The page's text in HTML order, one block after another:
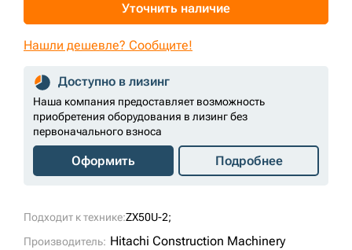
Подходит к технике:ZX50U-2;
Производитель: Hitachi Construction Machinery
Уточнить наличие
Нашли дешевле? Сообщите!
Доступно в лизинг
Наша компания предоставляет возможность
приобретения оборудования в лизинг без
первоначального взноса
Оформить Подробнее